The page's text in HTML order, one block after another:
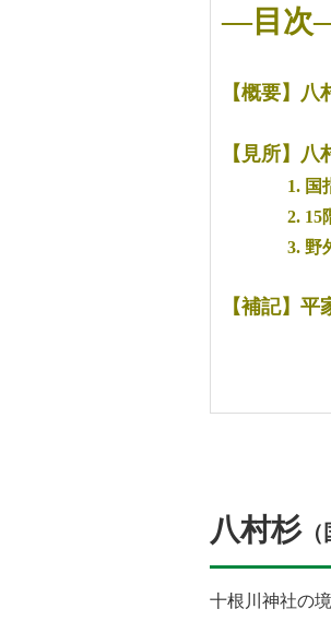
—目次
【概要】
【見所】
1. 国
2. 15
3. 野
【補記】
八村杉（
十根川神社の